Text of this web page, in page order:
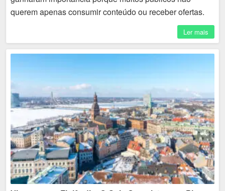
querem apenas consumir conteúdo ou receber ofertas.
Eles buscam espaços de troca, identificação, privacidade
Ler mais